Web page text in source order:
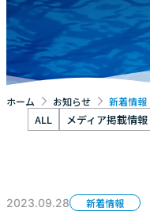
ホーム お知らせ 新着情報
ALL メディア掲載情報
2023.09.28 新着情報